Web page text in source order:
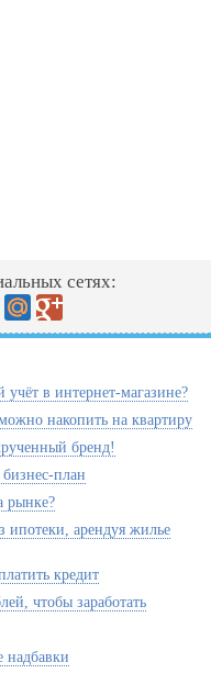
сетях:
учёт в интернет-магазине?
накопить на квартиру
бренд!
план
рынке?
ипотеки, арендуя жилье
кредит
чтобы заработать
надбавки